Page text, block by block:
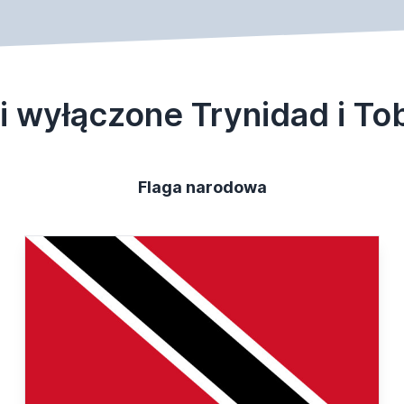
wyłączone Trynidad i
Flaga narodowa